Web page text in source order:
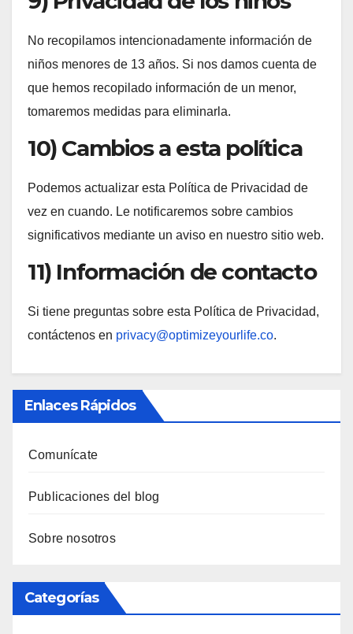
No recopilamos intencionadamente información de
niños menores de 13 años. Si nos damos cuenta de
que hemos recopilado información de un menor,
tomaremos medidas para eliminarla.
10) Cambios a esta política
Podemos actualizar esta Política de Privacidad de
vez en cuando. Le notificaremos sobre cambios
significativos mediante un aviso en nuestro sitio web.
11) Información de contacto
Si tiene preguntas sobre esta Política de Privacidad,
contáctenos en privacy@optimizeyourlife.co.
Enlaces Rápidos
Comunícate
Publicaciones del blog
Sobre nosotros
Categorías